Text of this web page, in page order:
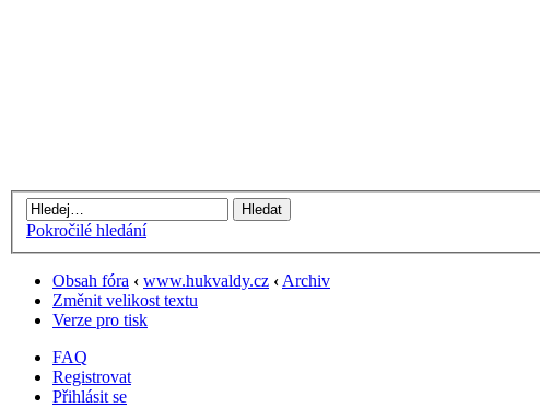
Pokročilé hledání
Obsah fóra ‹ www.hukvaldy.cz ‹Archiv
Změnit velikost textu
Verze pro tisk
FAQ
Registrovat
Přihlásit se